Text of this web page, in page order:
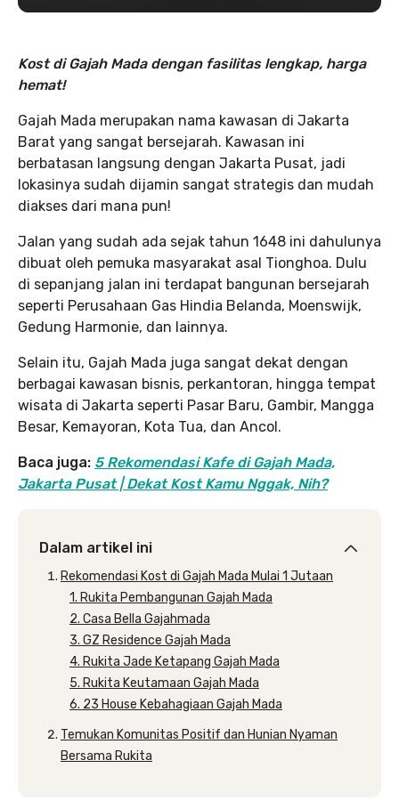
Kost di Gajah Mada dengan fasilitas lengkap, harga
hemat!
Gajah Mada merupakan nama kawasan di Jakarta
Barat yang sangat bersejarah. Kawasan ini
berbatasan langsung dengan Jakarta Pusat, jadi
lokasinya sudah dijamin sangat strategis dan mudah
diakses dari mana pun!
Jalan yang sudah ada sejak tahun 1648 ini dahulunya
dibuat oleh pemuka masyarakat asal Tionghoa. Dulu
di sepanjang jalan ini terdapat bangunan bersejarah
seperti Perusahaan Gas Hindia Belanda, Moenswijk,
Gedung Harmonie, dan lainnya.
Selain itu, Gajah Mada juga sangat dekat dengan
berbagai kawasan bisnis, perkantoran, hingga tempat
wisata di Jakarta seperti Pasar Baru, Gambir, Mangga
Besar, Kemayoran, Kota Tua, dan Ancol.
Baca juga: 5 Rekomendasi Kafe di Gajah Mada,
Jakarta Pusat | Dekat Kost Kamu Nggak, Nih?
Dalam artikel ini
Rekomendasi Kost di Gajah Mada Mulai 1 Jutaan
1. Rukita Pembangunan Gajah Mada
2. Casa Bella Gajahmada
3. GZ Residence Gajah Mada
4. Rukita Jade Ketapang Gajah Mada
5. Rukita Keutamaan Gajah Mada
6. 23 House Kebahagiaan Gajah Mada
Temukan Komunitas Positif dan Hunian Nyaman
Bersama Rukita